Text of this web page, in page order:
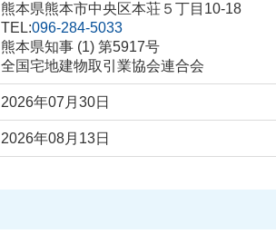
熊本県熊本市中央区本荘５丁目10-18
TEL:096-284-5033
熊本県知事 (1) 第5917号
全国宅地建物取引業協会連合会
2026年07月30日
2026年08月13日